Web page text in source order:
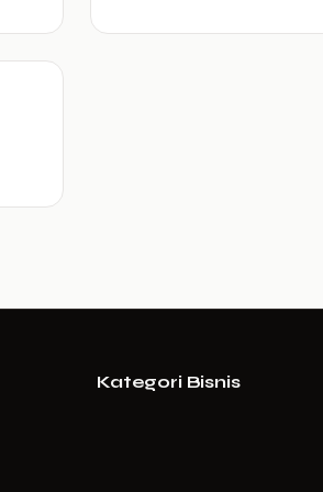
Kategori Bisnis